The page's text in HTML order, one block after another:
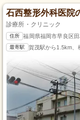
石西整形外科医院
診療所・クリニック
住所 福岡県福岡市早良区
最寄駅 賀茂駅から1.5km、